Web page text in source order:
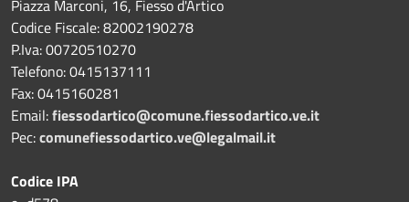
Piazza Marconi, 16, Fiesso d'Artico
Codice Fiscale: 82002190278
P.Iva: 00720510270
Telefono:0415137111
Fax:0415160281
Email:fiessodartico@comune.fiessodartico.ve.it
Pec:comunefiessodartico.ve@legalmail.it
Codice IPA